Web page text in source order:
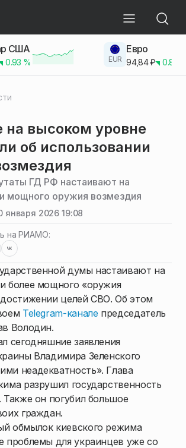
США
0.93 % EUR
Евро
94,84₽ 0.83
на высоком уровне
об использовании
ГД РФ настаивают на
мощного оружия возмездия
января 2026 19:08
на РИАМО:
думы настаивают на
более мощного «оружия
целей СВО. Об этом
Telegram-каналепредседатель
Володин.
сегодняшние заявления
Владимира Зеленского
неадекватность». Глава
разрушил государственность
Также он погубил большое
граждан.
обмылок киевского режима
проблемы для украинцев уже со